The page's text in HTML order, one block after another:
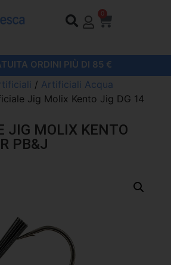
0
ORDINI PIÙ DI 85 €
/ Artificiali Acqua
Jig Molix Kento Jig DG 14
JIG MOLIX KENTO
PB&J